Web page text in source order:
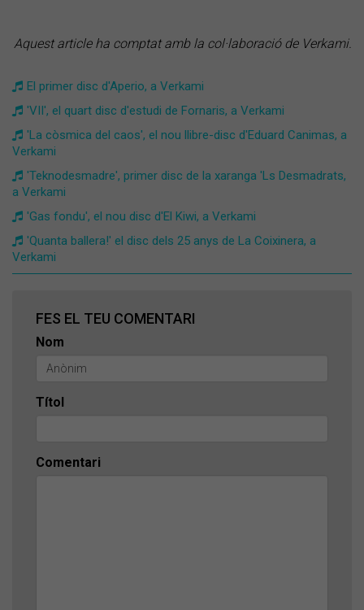
Aquest article ha comptat amb la col·laboració de Verkami.
El primer disc d'Aperio, a Verkami
'VII', el quart disc d'estudi de Fornaris, a Verkami
'La còsmica del caos', el nou llibre-disc d'Eduard Canimas, a
Verkami
'Teknodesmadre', primer disc de la xaranga 'Ls Desmadrats,
a Verkami
'Gas fondu', el nou disc d'El Kiwi, a Verkami
'Quanta ballera!' el disc dels 25 anys de La Coixinera, a
Verkami
FES EL TEU COMENTARI
Nom
Títol
Comentari